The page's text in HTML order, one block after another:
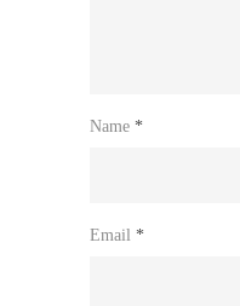
Name *
Email *